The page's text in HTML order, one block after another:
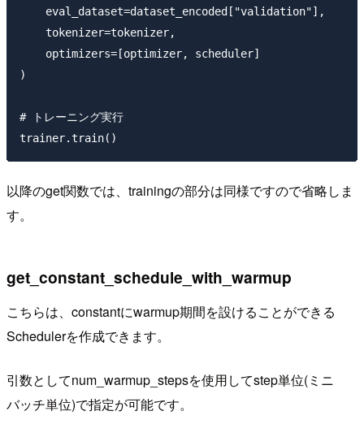
    eval_dataset=dataset_encoded["validation"],
    tokenizer=tokenizer,
    optimizers=[optimizer, scheduler]
)
# トレーニング実行
以降のget関数では、trainingの部分は同様ですので省略しま
す。
get_constant_schedule_with_warmup
こちらは、constantにwarmup期間を設けることができる
Schedulerを作成できます。
引数としてnum_warmup_stepsを使用してstep単位(ミニ
バッチ単位)で指定が可能です。